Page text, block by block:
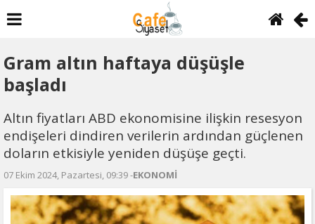
Gram altın haftaya düşüşle
başladı
Altın fiyatları ABD ekonomisine ilişkin resesyon
endişeleri dindiren verilerin ardından güçlenen
doların etkisiyle yeniden düşüşe geçti.
07 Ekim 2024, Pazartesi, 09:39 -EKONOMİ